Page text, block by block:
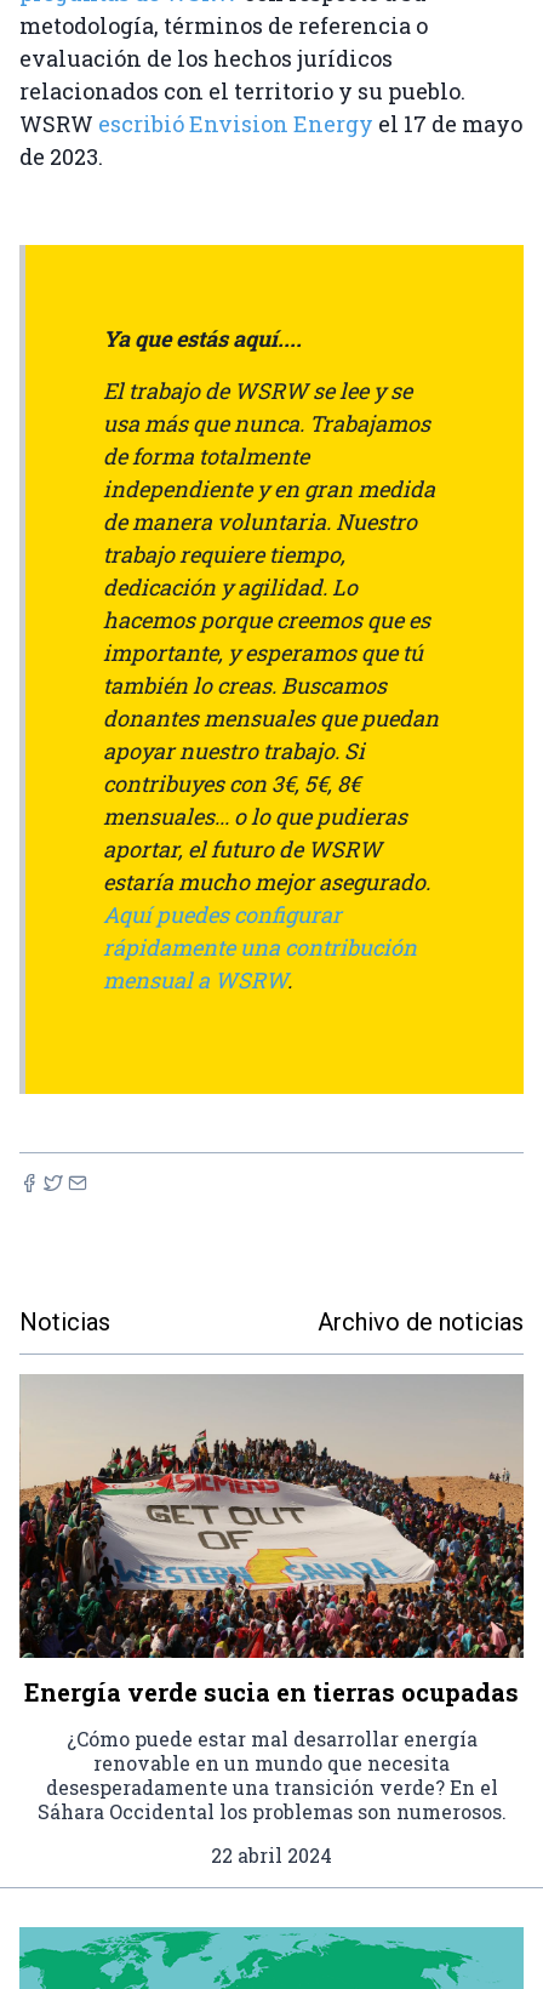
metodología, términos de referencia o
evaluación de los hechos jurídicos
relacionados con el territorio y su pueblo.
WSRW escribió Envision Energy el 17 de mayo
de 2023.
Ya que estás aquí....
El trabajo de WSRW se lee y se
usa más que nunca. Trabajamos
de forma totalmente
independiente y en gran medida
de manera voluntaria. Nuestro
trabajo requiere tiempo,
dedicación y agilidad. Lo
hacemos porque creemos que es
importante, y esperamos que tú
también lo creas. Buscamos
donantes mensuales que puedan
apoyar nuestro trabajo. Si
contribuyes con 3€, 5€, 8€
mensuales... o lo que pudieras
aportar, el futuro de WSRW
estaría mucho mejor asegurado.
Aquí puedes configurar
rápidamente una contribución
mensual a WSRW.
Noticias Archivo de noticias
Energía verde sucia en tierras ocupadas
¿Cómo puede estar mal desarrollar energía
renovable en un mundo que necesita
desesperadamente una transición verde? En el
Sáhara Occidental los problemas son numerosos.
22 abril 2024